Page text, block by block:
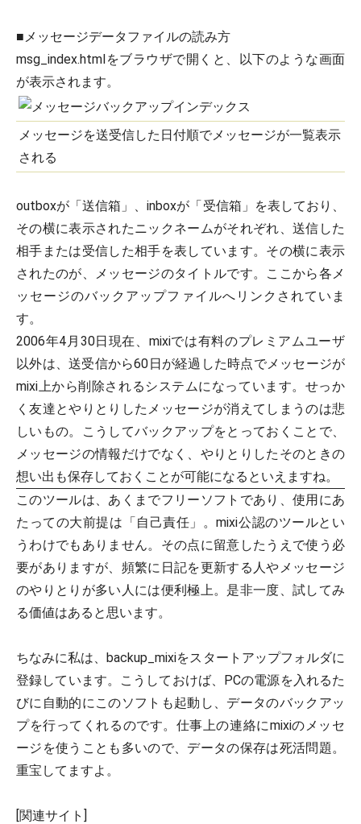
■メッセージデータファイルの読み方
msg_index.htmlをブラウザで開くと、以下のような画面
が表示されます。
メッセージを送受信した日付順でメッセージが一覧表示
される
outboxが「送信箱」、inboxが「受信箱」を表しており、
その横に表示されたニックネームがそれぞれ、送信した
相手または受信した相手を表しています。その横に表示
されたのが、メッセージのタイトルです。ここから各メ
ッセージのバックアップファイルへリンクされていま
す。
2006年4月30日現在、mixiでは有料のプレミアムユーザ
以外は、送受信から60日が経過した時点でメッセージが
mixi上から削除されるシステムになっています。せっか
く友達とやりとりしたメッセージが消えてしまうのは悲
しいもの。こうしてバックアップをとっておくことで、
メッセージの情報だけでなく、やりとりしたそのときの
想い出も保存しておくことが可能になるといえますね。
このツールは、あくまでフリーソフトであり、使用にあ
たっての大前提は「自己責任」。mixi公認のツールとい
うわけでもありません。その点に留意したうえで使う必
要がありますが、頻繁に日記を更新する人やメッセージ
のやりとりが多い人には便利極上。是非一度、試してみ
る価値はあると思います。
ちなみに私は、backup_mixiをスタートアップフォルダに
登録しています。こうしておけば、PCの電源を入れるた
びに自動的にこのソフトも起動し、データのバックアッ
プを行ってくれるのです。仕事上の連絡にmixiのメッセ
ージを使うことも多いので、データの保存は死活問題。
重宝してますよ。
[関連サイト]